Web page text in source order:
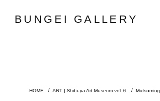
BUNGEI GALLERY
ART | Shibuya Art Museum vol.６ Mutsuming